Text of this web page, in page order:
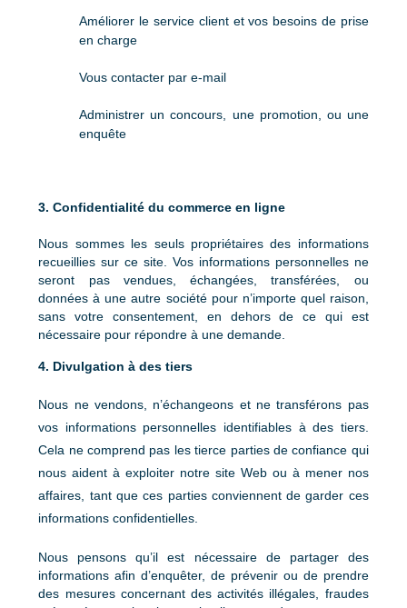
Améliorer le service client et vos besoins de prise
en charge
Vous contacter par e-mail
Administrer un concours, une promotion, ou une
enquête
3. Confidentialité du commerce en ligne
Nous sommes les seuls propriétaires des informations
recueillies sur ce site. Vos informations personnelles ne
seront pas vendues, échangées, transférées, ou
données à une autre société pour n’importe quel raison,
sans votre consentement, en dehors de ce qui est
nécessaire pour répondre à une demande.
4. Divulgation à des tiers
Nous ne vendons, n’échangeons et ne transférons pas
vos informations personnelles identifiables à des tiers.
Cela ne comprend pas les tierce parties de confiance qui
nous aident à exploiter notre site Web ou à mener nos
affaires, tant que ces parties conviennent de garder ces
informations confidentielles.
Nous pensons qu’il est nécessaire de partager des
informations afin d’enquêter, de prévenir ou de prendre
des mesures concernant des activités illégales, fraudes